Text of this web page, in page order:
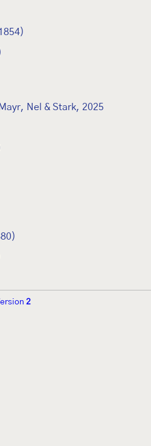
Nel & Stark, 2025
2